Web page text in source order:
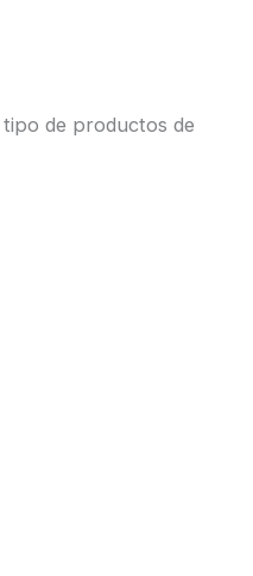
de productos de